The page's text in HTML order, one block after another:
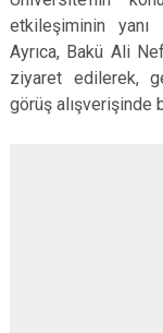
etkileşiminin yanı
Ayrıca, Bakü Ali
ziyaret edilerek,
görüş alışverişinde